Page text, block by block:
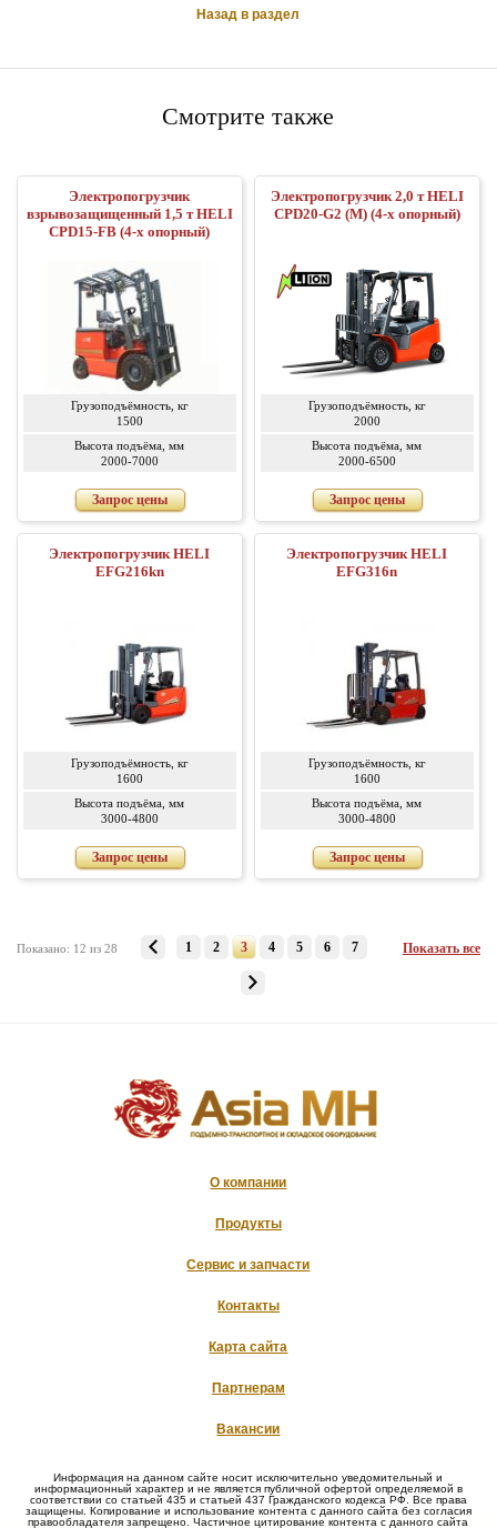
Назад в раздел
Смотрите также
Электропогрузчик
взрывозащищенный 1,5 т HELI
CPD15-FB (4-х опорный)
Грузоподъёмность, кг
1500
Высота подъёма, мм
2000-7000
Запрос цены
Электропогрузчик 2,0 т HELI
CPD20-G2 (M) (4-х опорный)
Грузоподъёмность, кг
2000
Высота подъёма, мм
2000-6500
Запрос цены
Электропогрузчик HELI
EFG216kn
Грузоподъёмность, кг
1600
Высота подъёма, мм
3000-4800
Запрос цены
Электропогрузчик HELI
EFG316n
Грузоподъёмность, кг
1600
Высота подъёма, мм
3000-4800
Запрос цены
Показано: 12 из 28 Показать все
1 2 3 4 5 6 7
О компании
Продукты
Сервис и запчасти
Контакты
Карта сайта
Партнерам
Вакансии
Информация на данном сайте носит исключительно уведомительный и
информационный характер и не является публичной офертой определяемой в
соответствии со статьей 435 и статьей 437 Гражданского кодекса РФ. Все права
защищены. Копирование и использование контента с данного сайта без согласия
правообладателя запрещено. Частичное цитирование контента с данного сайта